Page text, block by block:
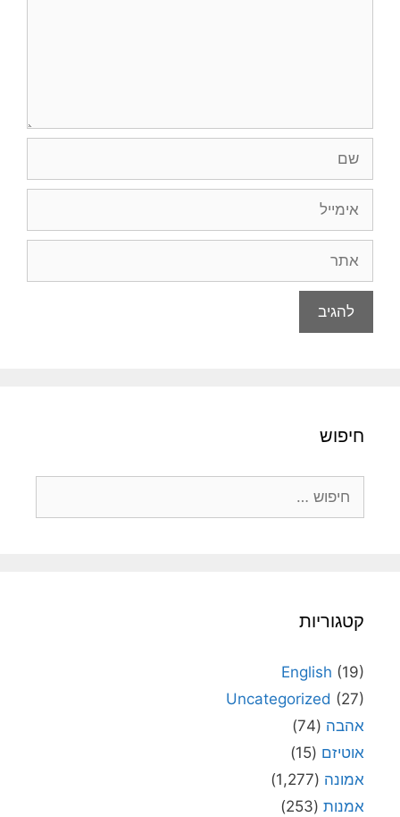
חיפוש
קטגוריות
English (19)
Uncategorized (27)
אהבה (74)
אוטיזם (15)
אמונה (1,277)
אמנות (253)